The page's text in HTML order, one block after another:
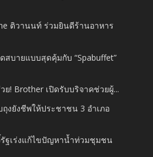
ติวานนท์ ร่วมยินดีร้านอาหาร
บายแบบสุดคุ้มกับ “Spabuffet”
ย! Brother เปิดรับบริจาคช่วยผู้...
ถุงยังชีพให้ประชาชน 3 อำเภอ
รัฐเร่งแก้ไขปัญหาน้ำท่วมชุมชน